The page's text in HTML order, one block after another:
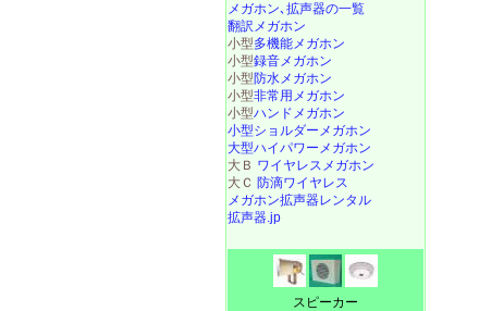
メガホン､拡声器の一覧
翻訳メガホン
小型多機能メガホン
小型録音メガホン
小型防水メガホン
小型非常用メガホン
小型ハンドメガホン
小型ショルダーメガホン
大型ハイパワーメガホン
大Ｂ ワイヤレスメガホン
大Ｃ 防滴ワイヤレス
メガホン拡声器レンタル
拡声器.jp
スピーカー